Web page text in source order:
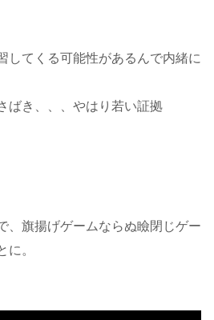
してくる可能性があるんで内緒に
ばき、、、やはり若い証拠
、旗揚げゲームならぬ瞼閉じゲー
に。